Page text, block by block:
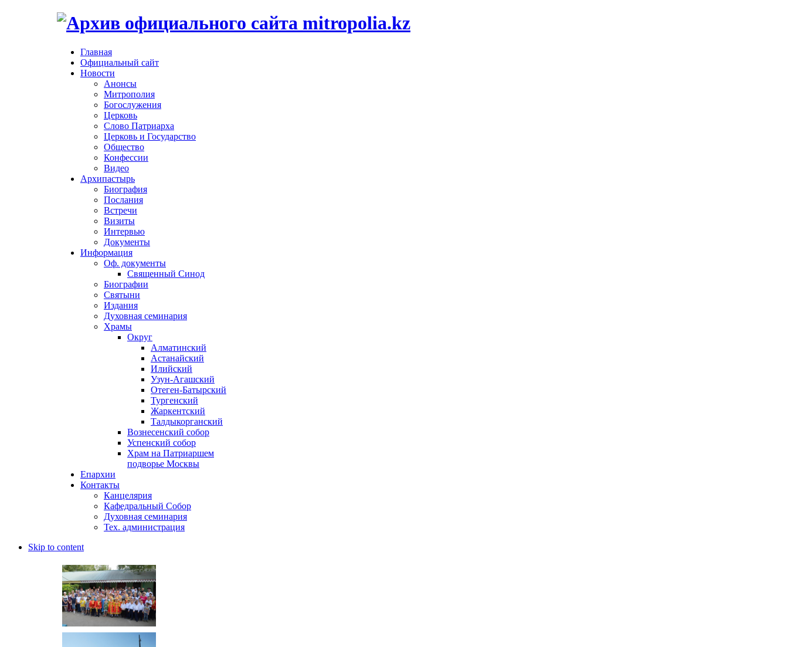
Главная
Официальный сайт
Новости
Анонсы
Митрополия
Богослужения
Церковь
Слово Патриарха
Церковь и Государство
Общество
Конфессии
Видео
Архипастырь
Биография
Послания
Встречи
Визиты
Интервью
Документы
Информация
Оф. документы
Священный Синод
Биографии
Святыни
Издания
Духовная семинария
Храмы
Округ
Алматинский
Астанайский
Илийский
Узун-Агашский
Отеген-Батырский
Тургенский
Жаркентский
Талдыкорганский
Вознесенский собор
Успенский собор
Храм на Патриаршем
подворье Москвы
Епархии
Контакты
Канцелярия
Кафедральный Собор
Духовная семинария
Тех. администрация
Skip to content